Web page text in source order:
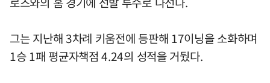
그는 지난해 3차례 키움전에 등판해 17이닝을 소화하며
1승 1패 평균자책점 4.24의 성적을 거뒀다.